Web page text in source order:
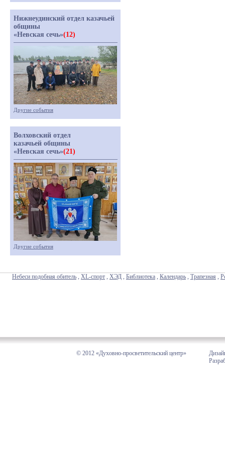
Нижнеудинский отдел казачьей
общины
«Невская сечь»(12)
Другие события
Волховский отдел
казачьей общины
«Невская сечь»(21)
Другие события
Небеси подобная обитель , XL-спорт , ХЭД , Библиотека , Календарь , Трапезная ,
© 2012 «Духовно-просветительский центр»